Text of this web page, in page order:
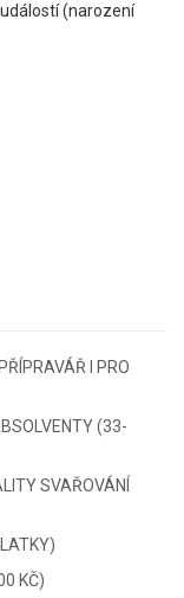
(narození
I PRO
(33-
SVAŘOVÁNÍ
KČ)